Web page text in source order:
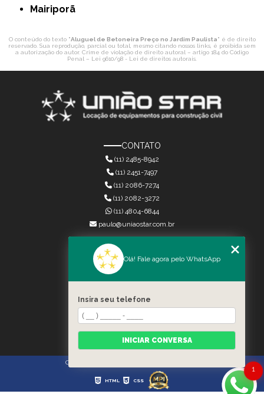
Mairiporã
O conteúdo do texto "Aluguel de Betoneira Preço no Jardim Paulista" é de direito
reservado. Sua reprodução, parcial ou total, mesmo citando nossos links, é proibida sem
a autorização do autor. Crime de violação de direito autoral – artigo 184 do Código
Penal – Lei 9610/98 - Lei de direitos autorais
CONTATO
(11) 2485-8942
(11) 2451-7497
(11) 2086-7274
(11) 4804-6844
(11) 2082-3272
paulo@uniaostar.com.br
MENU
QUEM SOMOS
SERVIÇOS
CONTATO
CATEGORIAS
MAPA DO SITE
Copyright © União Star. (Lei 9610 de 19/02/1998)
HTML CSS
1
Olá! Fale agora pelo WhatsApp
Insira seu telefone
INICIAR CONVERSA